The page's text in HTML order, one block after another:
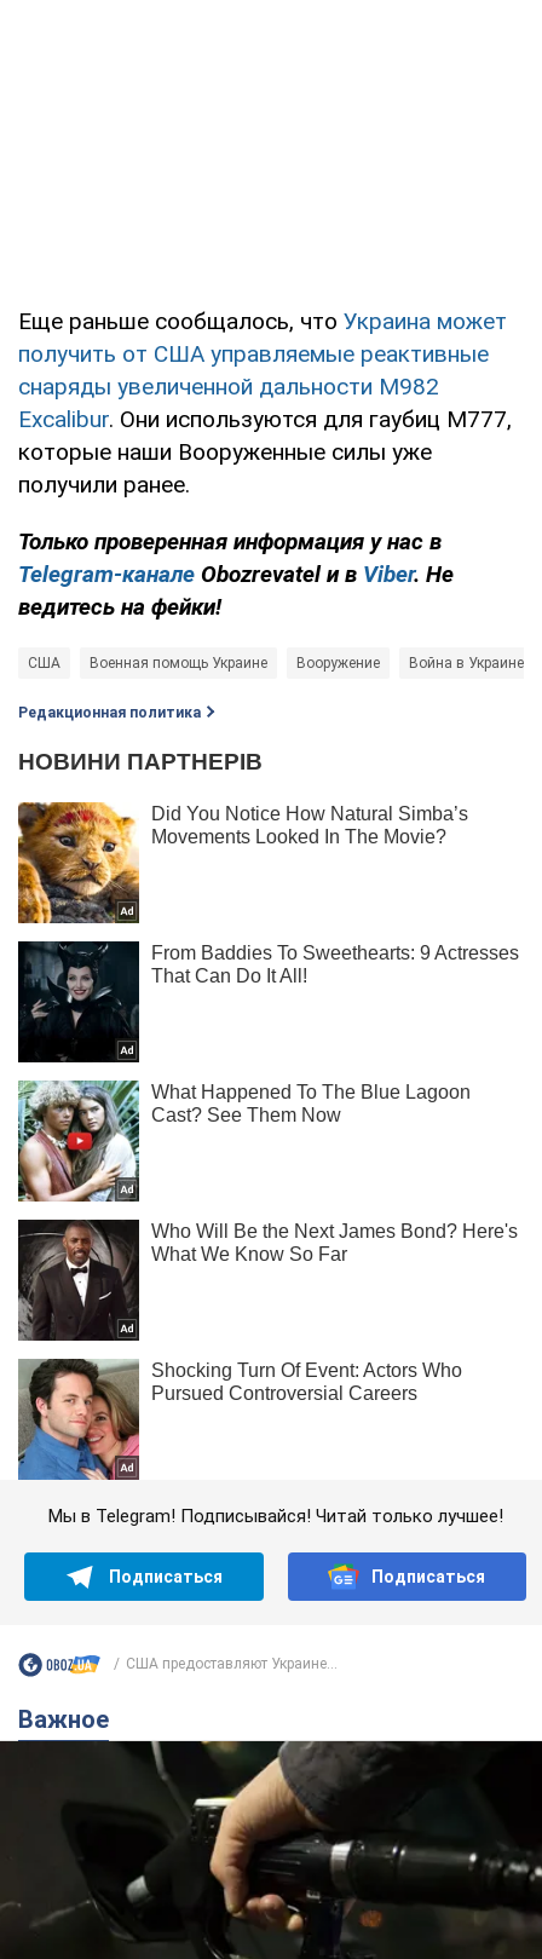
Еще раньше сообщалось, что Украина может
получить от США управляемые реактивные
снаряды увеличенной дальности M982
Excalibur. Они используются для гаубиц М777,
которые наши Вооруженные силы уже
получили ранее.
Только проверенная информация у нас в
Telegram-канале Obozrevatel и в Viber. Не
ведитесь на фейки!
США Военная помощь Украине Вооружение Война в Украине
Редакционная политика
Мы в Telegram! Подписывайся! Читай только лучшее!
Подписаться Подписаться
США предоставляют Украине...
Важное